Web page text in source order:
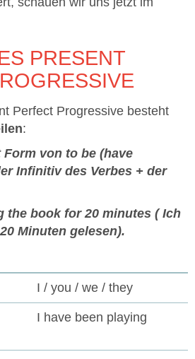
PRESENT
Perfect Progressive besteht
:
von to be (have
Infinitiv des Verbes + der
the book for 20 minutes ( Ich
Minuten gelesen).
I / you / we / they
I have been playing